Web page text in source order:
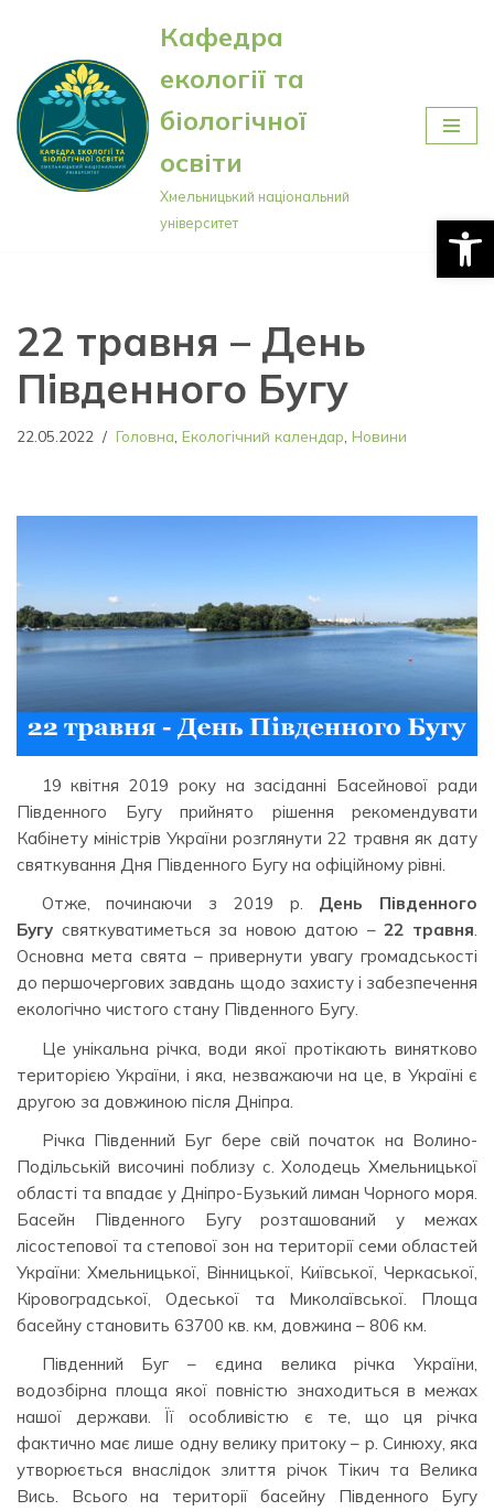
Перейти
до
вмісту
Кафедра
екології та
біологічної
освіти
Хмельницький національний
університет
22 травня – День
Південного Бугу
22.05.2022 Головна Екологічний календар Новини
19 квітня 2019 року на засіданні Басейнової ради
Південного Бугу прийнято рішення рекомендувати
Кабінету міністрів України розглянути 22 травня як дату
святкування Дня Південного Бугу на офіційному рівні.
Отже, починаючи з 2019 р. День Південного
Бугу святкуватиметься за новою датою –22 травня.
Основна мета свята – привернути увагу громадськості
до першочергових завдань щодо захисту і забезпечення
екологічно чистого стану Південного Бугу.
Це унікальна річка, води якої протікають винятково
територією України, і яка, незважаючи на це, в Україні є
другою за довжиною після Дніпра.
Річка Південний Буг бере свій початок на Волино-
Подільській височині поблизу с. Холодець Хмельницької
області та впадає у Дніпро-Бузький лиман Чорного моря.
Басейн Південного Бугу розташований у межах
лісостепової та степової зон на території семи областей
України: Хмельницької, Вінницької, Київської, Черкаської,
Кіровоградської, Одеської та Миколаївської. Площа
басейну становить 63700 кв. км, довжина – 806 км.
Південний Буг – єдина велика річка України,
водозбірна площа якої повністю знаходиться в межах
нашої держави. Її особливістю є те, що ця річка
фактично має лише одну велику притоку – р. Синюху, яка
утворюється внаслідок злиття річок Тікич та Велика
Вись. Всього на території басейну Південного Бугу